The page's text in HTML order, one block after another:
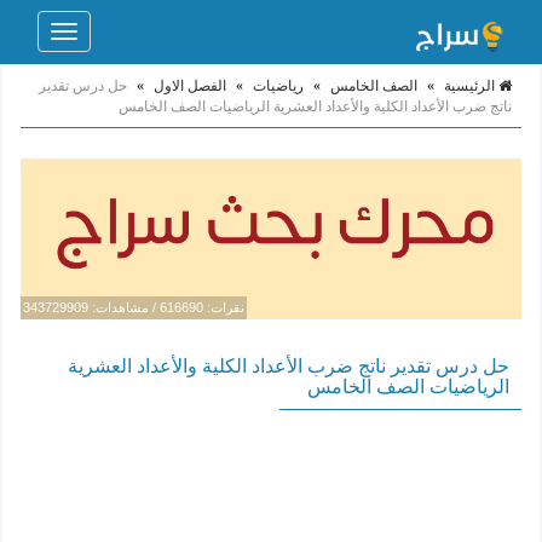
Toggle
الرئيسية » الصف الخامس » رياضيات » الفصل الاول » حل درس تقدير
ناتج ضرب الأعداد الكلية والأعداد العشرية الرياضيات الصف الخامس
نقرات: 616690 / مشاهدات: 343729909
حل درس تقدير ناتج ضرب الأعداد الكلية والأعداد العشرية
الرياضيات الصف الخامس